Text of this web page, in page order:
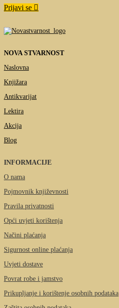
Prijavi se
NOVA STVARNOST
Naslovna
Knjižara
Antikvarijat
Lektira
Akcija
Blog
INFORMACIJE
O nama
Pojmovnik književnosti
Pravila privatnosti
Opći uvjeti korištenja
Načini plaćanja
Sigurnost online plaćanja
Uvjeti dostave
Povrat robe i jamstvo
Prikupljanje i korištenje osobnih podataka